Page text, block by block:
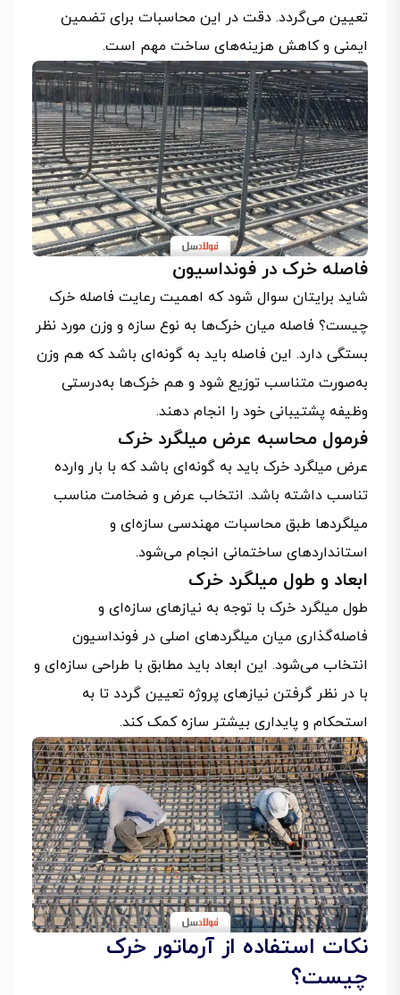
تعیین می‌گردد. دقت در این محاسبات برای تضمین
ایمنی و کاهش هزینه‌های ساخت مهم است.
فاصله خرک در فونداسیون
شاید برایتان سوال شود که اهمیت رعایت فاصله خرک
چیست؟ فاصله میان خرک‌ها به نوع سازه و وزن مورد نظر
بستگی دارد. این فاصله باید به گونه‌ای باشد که هم وزن
به‌صورت متناسب توزیع شود و هم خرک‌ها به‌درستی
وظیفه پشتیبانی خود را انجام دهند.
فرمول محاسبه عرض میلگرد خرک
عرض میلگرد خرک باید به گونه‌ای باشد که با بار وارده
تناسب داشته باشد. انتخاب عرض و ضخامت مناسب
میلگردها طبق محاسبات مهندسی سازه‌ای و
استانداردهای ساختمانی انجام می‌شود.
ابعاد و طول میلگرد خرک
طول میلگرد خرک با توجه به نیازهای سازه‌ای و
فاصله‌گذاری میان میلگردهای اصلی در فونداسیون
انتخاب می‌شود. این ابعاد باید مطابق با طراحی سازه‌ای و
با در نظر گرفتن نیازهای پروژه تعیین گردد تا به
استحکام و پایداری بیشتر سازه کمک کند.
نکات استفاده از آرماتور خرک
چیست؟